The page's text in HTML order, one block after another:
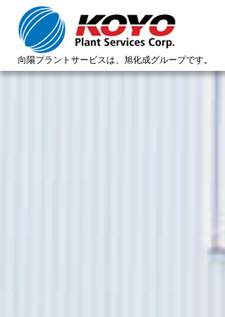
向陽プラントサービスは、旭化成グループです。